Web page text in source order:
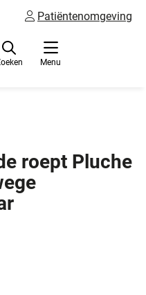
Patiëntenomgeving
Menu
roept Pluche